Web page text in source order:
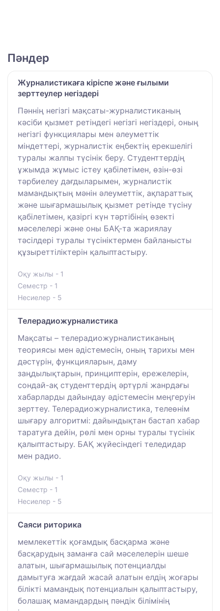
Пәндер
Журналистикаға кіріспе және ғылыми
зерттеулер негіздері
Пәннің негізгі мақсаты-журналистиканың
кәсіби қызмет ретіндегі негізгі негіздері, оның
негізгі функциялары мен әлеуметтік
міндеттері, журналистік еңбектің ерекшелігі
туралы жалпы түсінік беру. Студенттердің
ұжымда жұмыс істеу қабілетімен, өзін-өзі
тәрбиелеу дағдыларымен, журналистік
мамандықтың мәнін әлеуметтік, ақпараттық
және шығармашылық қызмет ретінде түсіну
қабілетімен, қазіргі күн тәртібінің өзекті
мәселелері және оны БАҚ-та жариялау
тәсілдері туралы түсініктермен байланысты
құзыреттіліктерін қалыптастыру.
Оқу жылы - 1
Семестр - 1
Несиелер - 5
Телерадиожурналистика
Мақсаты – телерадиожурналистиканың
теориясы мен әдістемесін, оның тарихы мен
дәстүрін, функцияларын, даму
заңдылықтарын, принциптерін, ережелерін,
сондай-ақ студенттердің әртүрлі жанрдағы
хабарларды дайындау әдістемесін меңгеруін
зерттеу. Телерадиожурналистика, телеөнім
шығару алгоритмі: дайындықтан бастап хабар
таратуға дейін, рөлі мен орны туралы түсінік
қалыптастыру. БАҚ жүйесіндегі теледидар
мен радио.
Оқу жылы - 1
Семестр - 1
Несиелер - 5
Саяси риторика
мемлекеттік қоғамдық басқарма және
басқарудың заманға сай мәселелерін шеше
алатын, шығармашылық потенциалды
дамытуға жағдай жасай алатын елдің жоғары
білікті мамандық потенциалын қалыптастыру,
болашақ мамандардың пәндік білімінің